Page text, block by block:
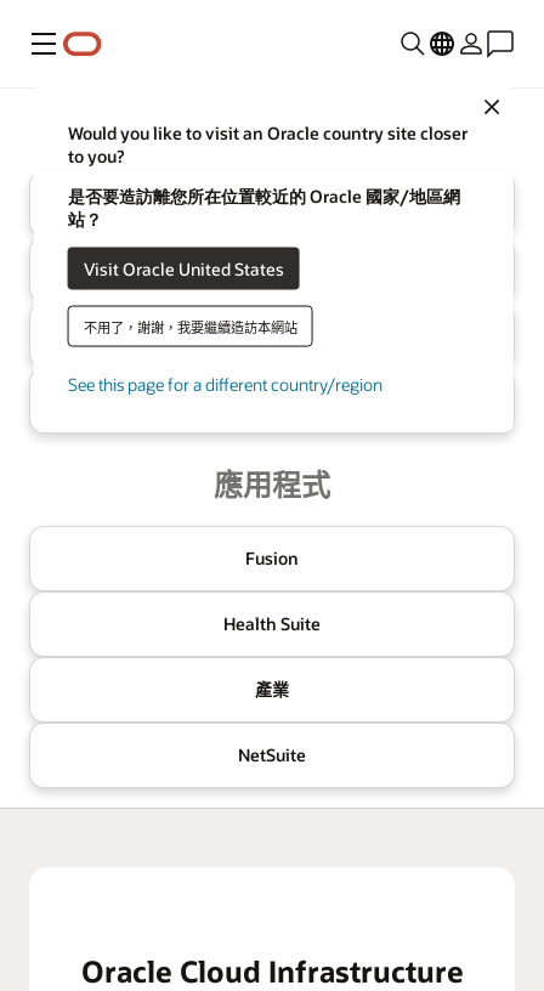
功能表
Close
Would you like to visit an Oracle country site closer
to you?
是否要造訪離您所在位置較近的 Oracle 國家/地區網
站？
Visit Oracle United States
不用了，謝謝，我要繼續造訪本網站
See this page for a different country/region
Oracle 基礎架構
雲端
多雲AI 資料庫
AI DataPlatform
Cloud @ Customer
應用程式
Fusion
Health Suite
產業
NetSuite
Oracle Cloud Infrastructure